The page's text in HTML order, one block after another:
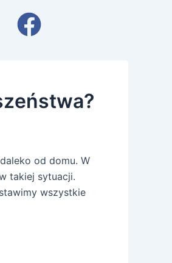
od domu. W
takiej sytuacji.
wszystkie